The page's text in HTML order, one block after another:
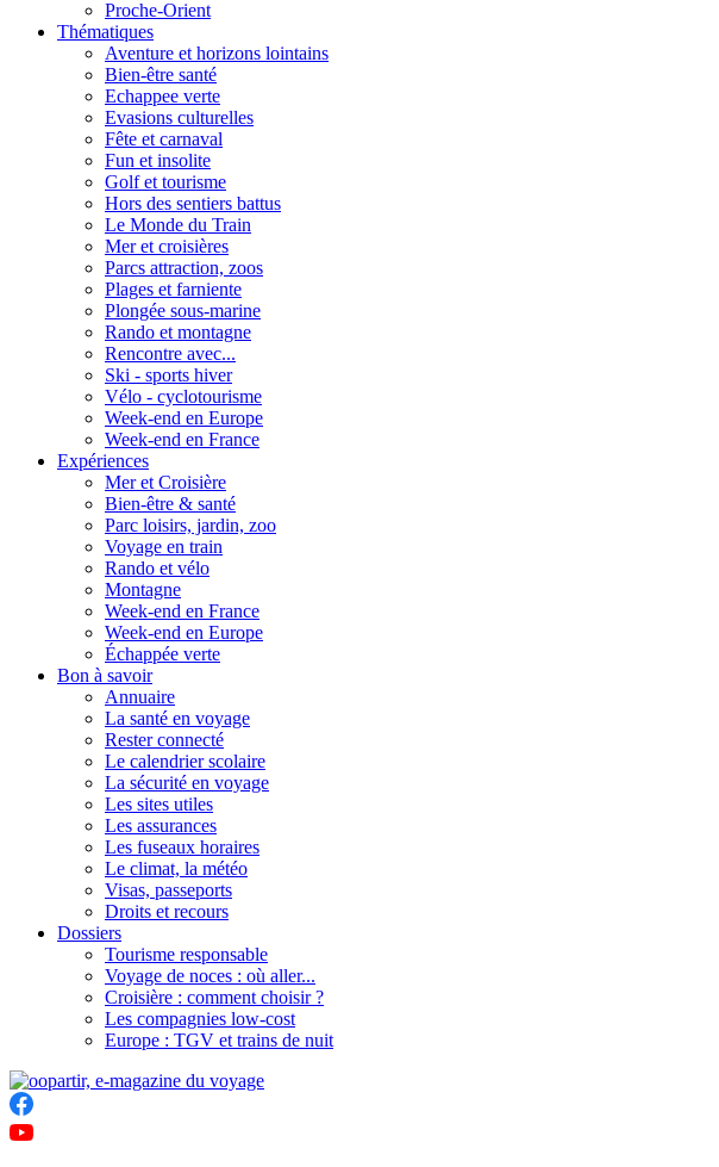
Proche-Orient
Thématiques
Aventure et horizons lointains
Bien-être santé
Echappee verte
Evasions culturelles
Fête et carnaval
Fun et insolite
Golf et tourisme
Hors des sentiers battus
Le Monde du Train
Mer et croisières
Parcs attraction, zoos
Plages et farniente
Plongée sous-marine
Rando et montagne
Rencontre avec...
Ski - sports hiver
Vélo - cyclotourisme
Week-end en Europe
Week-end en France
Expériences
Mer et Croisière
Bien-être & santé
Parc loisirs, jardin, zoo
Voyage en train
Rando et vélo
Montagne
Week-end en France
Week-end en Europe
Échappée verte
Bon à savoir
Annuaire
La santé en voyage
Rester connecté
Le calendrier scolaire
La sécurité en voyage
Les sites utiles
Les assurances
Les fuseaux horaires
Le climat, la météo
Visas, passeports
Droits et recours
Dossiers
Tourisme responsable
Voyage de noces : où aller...
Croisière : comment choisir ?
Les compagnies low-cost
Europe : TGV et trains de nuit